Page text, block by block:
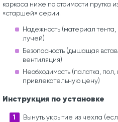
каркаса ниже по стоимости прутка
«старшей» серии.
Надежность (материал
лучей)
Безопасность (дышащая
вентиляция)
Необходимость (палатка,
привлекательную цену)
Инструкция по установке
Вынуть укрытие из чехла